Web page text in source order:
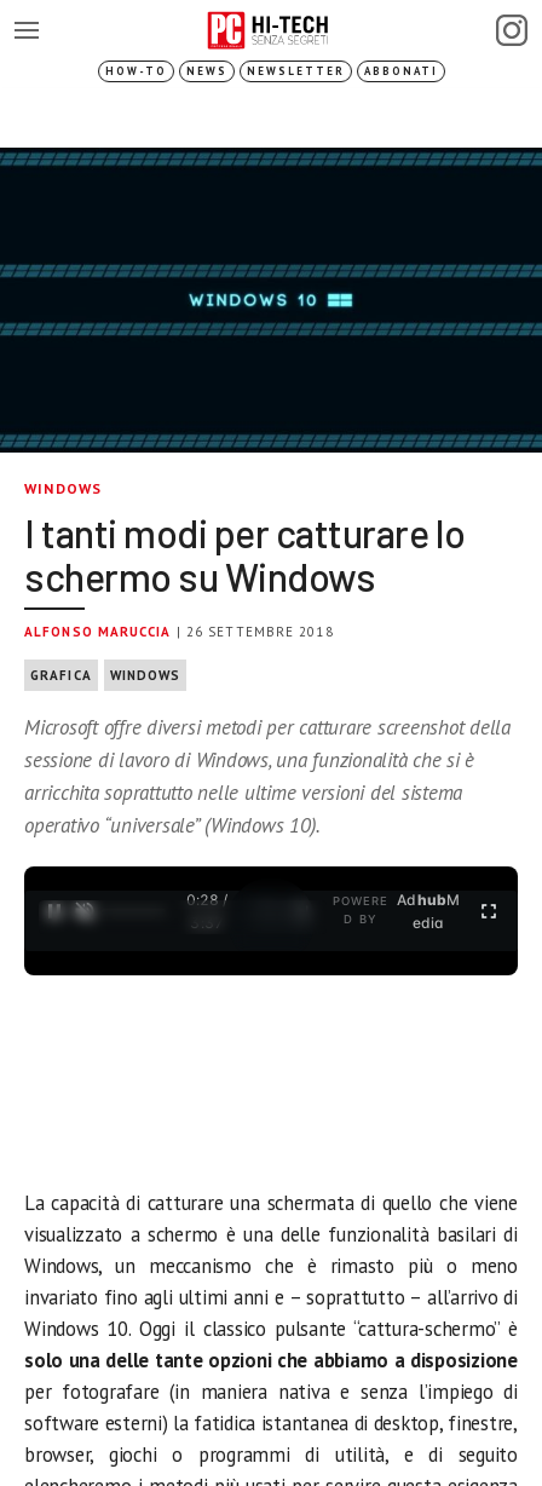
HOW-TO NEWS NEWSLETTER ABBONATI
WINDOWS
I tanti modi per catturare lo
schermo su Windows
ALFONSO MARUCCIA | 26 SETTEMBRE 2018
GRAFICA WINDOWS
Microsoft offre diversi metodi per catturare screenshot della
sessione di lavoro di Windows, una funzionalità che si è
arricchita soprattutto nelle ultime versioni del sistema
operativo “universale” (Windows 10).
0:28 /
3:37
POWERE
D BY
AdhubM
edia
La capacità di catturare una schermata di quello che viene
visualizzato a schermo è una delle funzionalità basilari di
Windows, un meccanismo che è rimasto più o meno
invariato fino agli ultimi anni e – soprattutto – all’arrivo di
Windows 10. Oggi il classico pulsante “cattura-schermo” è
solo una delle tante opzioni che abbiamo a disposizione
per fotografare (in maniera nativa e senza l’impiego di
software esterni) la fatidica istantanea di desktop, finestre,
browser, giochi o programmi di utilità, e di seguito